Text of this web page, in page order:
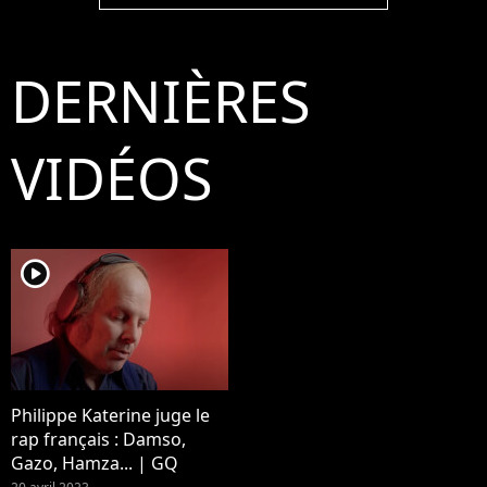
Veeren Ramsamy /
Bestimage
DERNIÈRES
VIDÉOS
player2
Philippe Katerine juge le
rap français : Damso,
Gazo, Hamza... | GQ